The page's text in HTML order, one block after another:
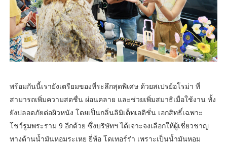
พร้อมกันนี้เรายังเตรียมของที่ระลึกสุดพิเศษ ด้วยสเปรย์อโรม่า ที่
สามารถเพิ่มความสดชื่น ผ่อนคลาย และช่วยเพิ่มสมาธิเมื่อใช้งาน ทั้ง
ยังปลอดภัยต่อผิวหนัง โดยเป็นกลิ่นลิมิเต็ทเอดิชั่น เอกสิทธิ์เฉพาะ
โชว์รูมพระราม 9 อีกด้วย ซึ่งบริษัทฯ ได้เจาะจงเลือกให้ผู้เชี่ยวชาญ
ทางด้านน้ำมันหอมระเหย ยี่ห้อ โดเทอร์ร่า เพราะเป็นน้ำมันหอม